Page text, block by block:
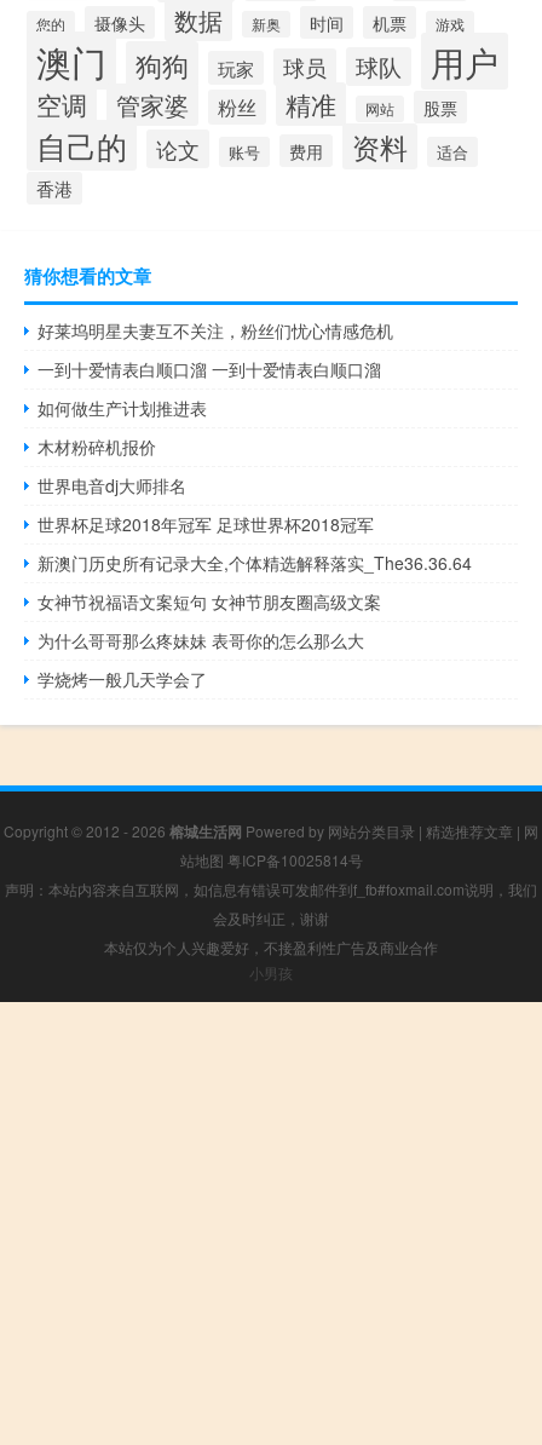
您的 摄像头 数据 新奥 时间 机票 游戏
澳门 狗狗 玩家 球员 球队 用户
空调 管家婆 粉丝 精准 网站 股票
自己的 论文 账号 费用 资料 适合
香港
猜你想看的文章
好莱坞明星夫妻互不关注，粉丝们忧心情感危机
一到十爱情表白顺口溜 一到十爱情表白顺口溜
如何做生产计划推进表
木材粉碎机报价
世界电音dj大师排名
世界杯足球2018年冠军 足球世界杯2018冠军
新澳门历史所有记录大全,个体精选解释落实_The36.36.64
女神节祝福语文案短句 女神节朋友圈高级文案
为什么哥哥那么疼妹妹 表哥你的怎么那么大
学烧烤一般几天学会了
Copyright © 2012 - 2026 榕城生活网 Powered by 网站分类目录 | 精选推荐文章 | 网
站地图 粤ICP备10025814号
声明：本站内容来自互联网，如信息有错误可发邮件到f_fb#foxmail.com说明，我们
会及时纠正，谢谢
本站仅为个人兴趣爱好，不接盈利性广告及商业合作
小男孩